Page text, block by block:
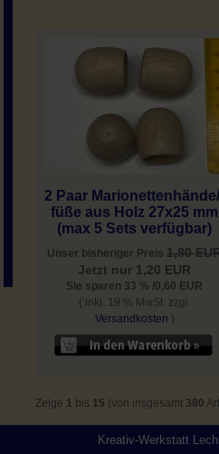
2 Paar
füße aus Holz 27x25 mm
(max 5 Sets verfügbar)
Unser bisheriger Preis 1,80
Jetzt nur 1,20 EUR
Sie sparen 33 % /0,60 EUR
( inkl. 19 % MwSt. zzgl.
Versandkosten )
Zeige 1 bis 15 (von insgesamt 380
Kreativ-Werkstatt